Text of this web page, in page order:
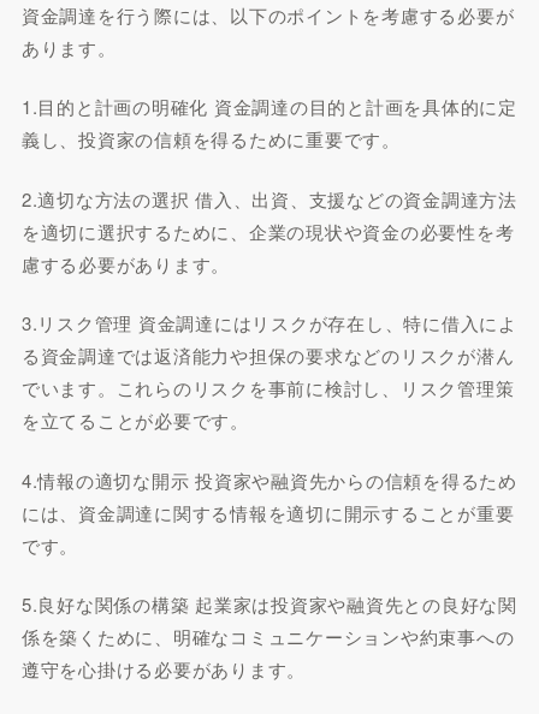
資金調達を行う際には、以下のポイントを考慮する必要が
あります。
1.目的と計画の明確化 資金調達の目的と計画を具体的に定
義し、投資家の信頼を得るために重要です。
2.適切な方法の選択 借入、出資、支援などの資金調達方法
を適切に選択するために、企業の現状や資金の必要性を考
慮する必要があります。
3.リスク管理 資金調達にはリスクが存在し、特に借入によ
る資金調達では返済能力や担保の要求などのリスクが潜ん
でいます。これらのリスクを事前に検討し、リスク管理策
を立てることが必要です。
4.情報の適切な開示 投資家や融資先からの信頼を得るため
には、資金調達に関する情報を適切に開示することが重要
です。
5.良好な関係の構築 起業家は投資家や融資先との良好な関
係を築くために、明確なコミュニケーションや約束事への
遵守を心掛ける必要があります。